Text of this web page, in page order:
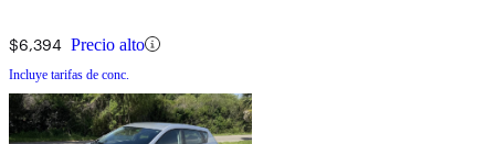
$6,394 Precio alto
Incluye tarifas de conc.